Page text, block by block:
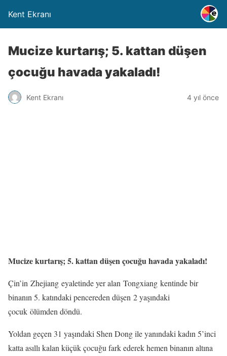
Kent Ekranı
Mucize kurtarış; 5. kattan düşen
çocuğu havada yakaladı!
Kent Ekranı 4 yıl önce
Mucize kurtarış; 5. kattan düşen çocuğu havada yakaladı!
Çin’in Zhejiang eyaletinde yer alan Tongxiang kentinde bir
binanın 5. katındaki pencereden düşen 2 yaşındaki
çocuk ölümden döndü.
Yoldan geçen 31 yaşındaki Shen Dong ile yanındaki kadın 5’inci
katta asıllı kalan küçük çocuğu fark ederek hemen binanın altına